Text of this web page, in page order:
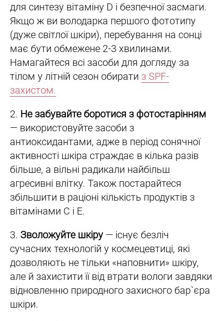
для синтезу вітаміну D і безпечної засмаги.
Якщо ж ви володарка першого фототипу
(дуже світлої шкіри), перебування на сонці
має бути обмежене 2-3 хвилинами.
Намагайтеся всі засоби для догляду за
тілом у літній сезон обирати з SPF-
захистом.
2. Не забувайте боротися з фотостарінням
— використовуйте засоби з
антиоксидантами, адже в період сонячної
активності шкіра страждає в кілька разів
більше, а вільні радикали найбільш
агресивні влітку. Також постарайтеся
збільшити в раціоні кількість продуктів з
вітамінами С і Е.
3. Зволожуйте шкіру — існує безліч
сучасних технологій у космецевтиці, які
дозволяють не тільки «наповнити» шкіру,
але й захистити її від втрати вологи завдяки
відновленню природного захисного бар`єра
шкіри.